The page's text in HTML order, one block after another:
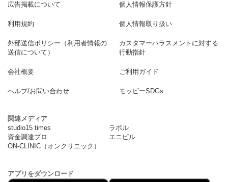
広告掲載について 個人情報保護方針
利用規約 個人情報取り扱い
外部送信ポリシー（利用者情報の
送信について）
カスタマーハラスメントに対する
行動指針
会社概要 ご利用ガイド
ヘルプ/お問い合わせ モッピーSDGs
関連メディア
studio15 times
ラボル
資金調達プロ
エニピル
ON-CLINIC（オンクリニック）
アプリをダウンロード